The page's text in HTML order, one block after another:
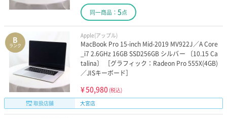
同一商品： 5点
B
ランク
Apple(アップル)
MacBook Pro 15-inch Mid-2019 MV922J／A Core
_i7 2.6GHz 16GB SSD256GB シルバー 〔10.15 Ca
talina〕 ［グラフィック：Radeon Pro 555X(4GB)
／JISキーボード］
¥50,980 (税込)
取扱店舗
大宮店